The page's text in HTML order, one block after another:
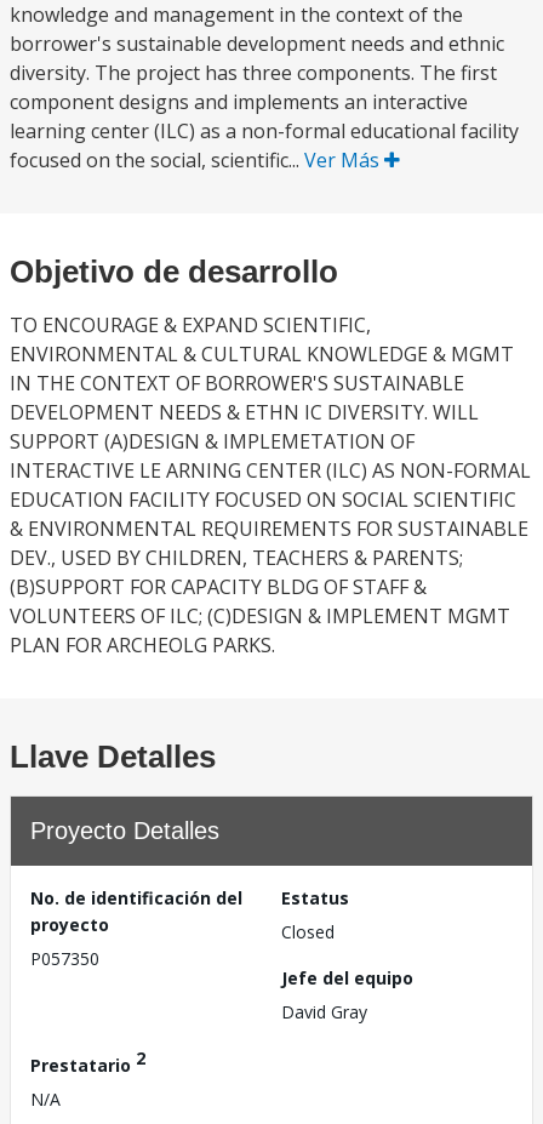
knowledge and management in the context of the
borrower's sustainable development needs and ethnic
diversity. The project has three components. The first
component designs and implements an interactive
learning center (ILC) as a non-formal educational facility
focused on the social, scientific... Ver Más
Objetivo de desarrollo
TO ENCOURAGE & EXPAND SCIENTIFIC,
ENVIRONMENTAL & CULTURAL KNOWLEDGE & MGMT
IN THE CONTEXT OF BORROWER'S SUSTAINABLE
DEVELOPMENT NEEDS & ETHN IC DIVERSITY. WILL
SUPPORT (A)DESIGN & IMPLEMETATION OF
INTERACTIVE LE ARNING CENTER (ILC) AS NON-FORMAL
EDUCATION FACILITY FOCUSED ON SOCIAL SCIENTIFIC
& ENVIRONMENTAL REQUIREMENTS FOR SUSTAINABLE
DEV., USED BY CHILDREN, TEACHERS & PARENTS;
(B)SUPPORT FOR CAPACITY BLDG OF STAFF &
VOLUNTEERS OF ILC; (C)DESIGN & IMPLEMENT MGMT
PLAN FOR ARCHEOLG PARKS.
Llave Detalles
Proyecto Detalles
No. de identificación del
proyecto
P057350
Estatus
Closed
Jefe del equipo
David Gray
Prestatario 2
N/A